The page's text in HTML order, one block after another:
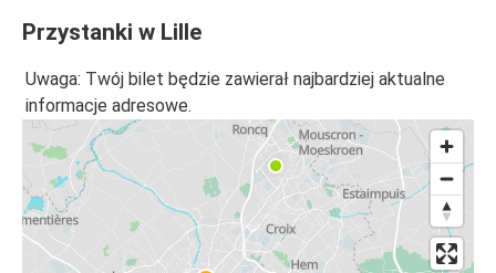
Przystanki w Lille
Uwaga: Twój bilet będzie zawierał najbardziej aktualne
informacje adresowe.